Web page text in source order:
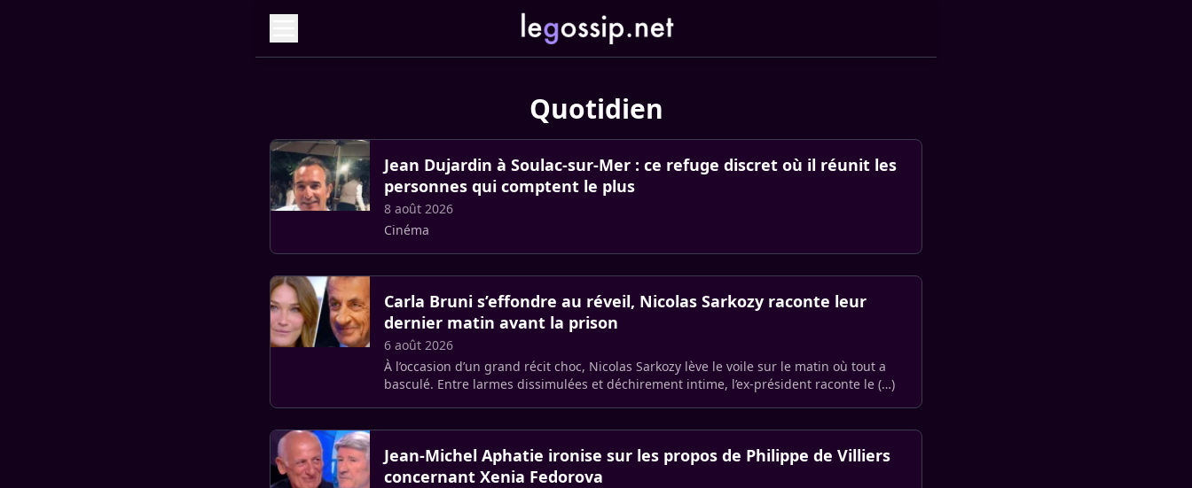
Quotidien
Jean Dujardin à Soulac-sur-Mer : ce refuge discret où il réunit les
personnes qui comptent le plus
8 août 2026
Cinéma
Carla Bruni s’effondre au réveil, Nicolas Sarkozy raconte leur
dernier matin avant la prison
6 août 2026
À l’occasion d’un grand récit choc, Nicolas Sarkozy lève le voile sur le matin où tout a
basculé. Entre larmes dissimulées et déchirement intime, l’ex-président raconte le (…)
Jean-Michel Aphatie ironise sur les propos de Philippe de Villiers
concernant Xenia Fedorova